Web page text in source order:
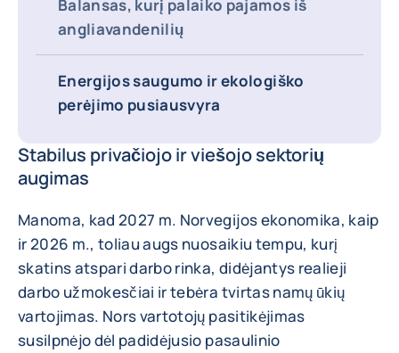
Balansas, kurį palaiko pajamos iš
angliavandenilių
Energijos saugumo ir ekologiško
perėjimo pusiausvyra
Stabilus privačiojo ir viešojo sektorių
augimas
Manoma, kad 2027 m. Norvegijos ekonomika, kaip
ir 2026 m., toliau augs nuosaikiu tempu, kurį
skatins atspari darbo rinka, didėjantys realieji
darbo užmokesčiai ir tebėra tvirtas namų ūkių
vartojimas. Nors vartotojų pasitikėjimas
susilpnėjo dėl padidėjusio pasaulinio